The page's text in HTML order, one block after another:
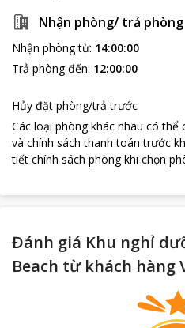
Nhận phòng/ trả phòng
Nhận phòng từ: 14:00:00
Trả phòng đến: 12:00:00
Hủy đặt phòng/trả trước
Các loại phòng khác nhau có
và chính sách thanh toán trước
tiết chính sách phòng khi chọn
Đánh giá Khu nghỉ
Beach từ khách hàng